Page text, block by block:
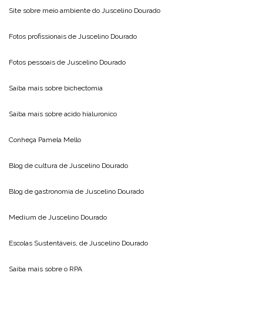
Site sobre meio ambiente do Juscelino Dourado
Fotos profissionais de Juscelino Dourado
Fotos pessoais de Juscelino Dourado
Saiba mais sobre bichectomia
Saiba mais sobre acido hialuronico
Conheça Pamela Mello
Blog de cultura de Juscelino Dourado
Blog de gastronomia de Juscelino Dourado
Medium de Juscelino Dourado
Escolas Sustentáveis, de Juscelino Dourado
Saiba mais sobre o RPA